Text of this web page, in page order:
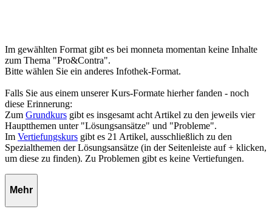
Im gewählten Format gibt es bei monneta momentan keine Inhalte
zum Thema "Pro&Contra".
Bitte wählen Sie ein anderes Infothek-Format.
Falls Sie aus einem unserer Kurs-Formate hierher fanden - noch
diese Erinnerung:
Zum Grundkurs gibt es insgesamt acht Artikel zu den jeweils vier
Hauptthemen unter "Lösungsansätze" und "Probleme".
Im Vertiefungskurs gibt es 21 Artikel, ausschließlich zu den
Spezialthemen der Lösungsansätze (in der Seitenleiste auf + klicken,
um diese zu finden). Zu Problemen gibt es keine Vertiefungen.
Mehr